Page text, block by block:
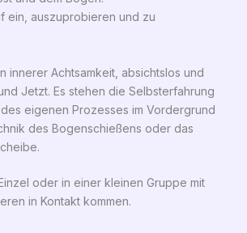
ein, auszuprobieren und zu
innerer Achtsamkeit, absichtslos und
Jetzt. Es stehen die Selbsterfahrung
eigenen Prozesses im Vordergrund
des Bogenschießens oder das
oder in einer kleinen Gruppe mit
in Kontakt kommen.